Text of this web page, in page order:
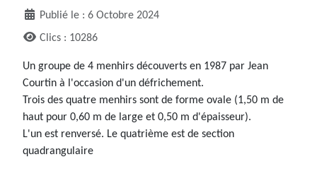
Publié le : 6 Octobre 2024
Clics : 10286
Un groupe de 4 menhirs découverts en 1987 par Jean
Courtin à l'occasion d'un défrichement.
Trois des quatre menhirs sont de forme ovale (1,50 m de
haut pour 0,60 m de large et 0,50 m d'épaisseur).
L'un est renversé. Le quatrième est de section
quadrangulaire